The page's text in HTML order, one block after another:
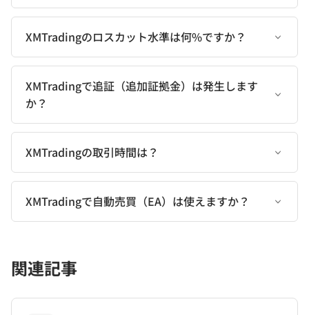
XMTradingのロスカット水準は何%ですか？
XMTradingで追証（追加証拠金）は発生します
か？
XMTradingの取引時間は？
XMTradingで自動売買（EA）は使えますか？
関連記事